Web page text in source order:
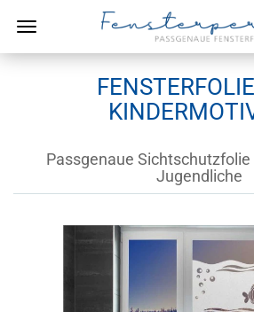
Passgenaue Sichtschutzfolie
Jugendliche